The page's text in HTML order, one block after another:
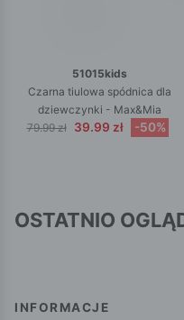
51015kids
Czarna tiulowa spódnica dla
dziewczynki - Max&Mia
79.99 zł
39.99 zł -50%
OSTATNIO
INFORMACJE